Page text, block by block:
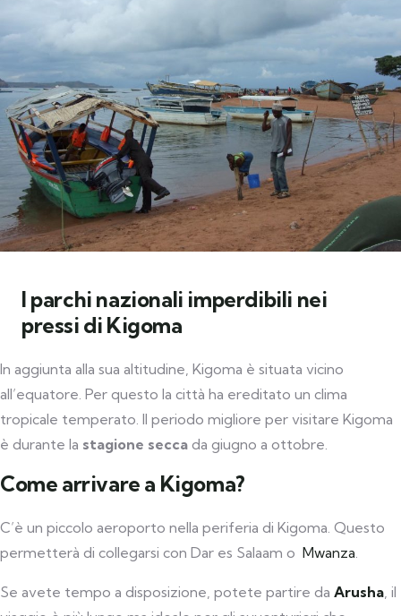
I parchi nazionali imperdibili nei
pressi di Kigoma
In aggiunta alla sua altitudine, Kigoma è situata vicino
all’equatore. Per questo la città ha ereditato un clima
tropicale temperato. Il periodo migliore per visitare Kigoma
è durante la stagione secca da giugno a ottobre.
Come arrivare a Kigoma?
C’è un piccolo aeroporto nella periferia di Kigoma. Questo
permetterà di collegarsi con Dar es Salaam o Mwanza
Se avete tempo a disposizione, potete partire da Arusha , il